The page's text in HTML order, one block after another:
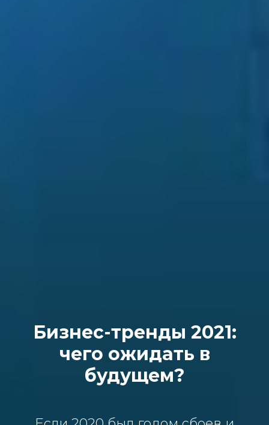
Бизнес-тренды 2021:
чего ожидать в
будущем?